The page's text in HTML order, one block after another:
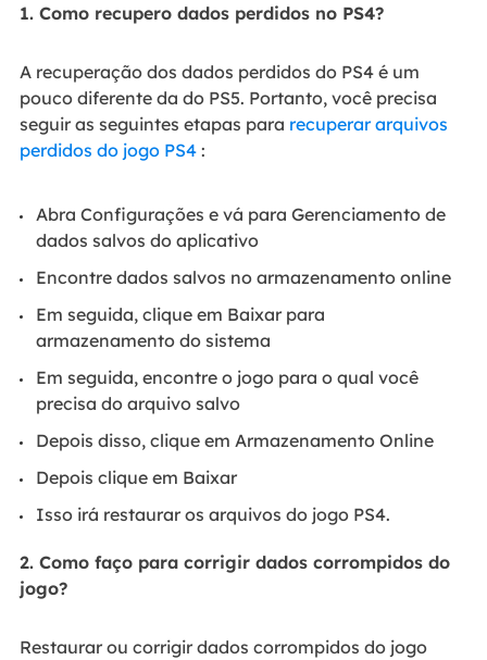
1. Como recupero dados perdidos no PS4?
A recuperação dos dados perdidos do PS4 é um
pouco diferente da do PS5. Portanto, você precisa
seguir as seguintes etapas para recuperar arquivos
perdidos do jogo PS4:
Abra Configurações e vá para Gerenciamento de
dados salvos do aplicativo
Encontre dados salvos no armazenamento online
Em seguida, clique em Baixar para
armazenamento do sistema
Em seguida, encontre o jogo para o qual você
precisa do arquivo salvo
Depois disso, clique em Armazenamento Online
Depois clique em Baixar
Isso irá restaurar os arquivos do jogo PS4.
2. Como faço para corrigir dados corrompidos do
jogo?
Restaurar ou corrigir dados corrompidos do jogo